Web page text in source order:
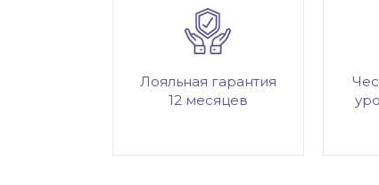
Лояльная гарантия
12 месяцев